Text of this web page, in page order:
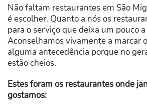
Não faltam restaurantes em São
é escolher. Quanto a nós os
para o serviço que deixa um pouco
Aconselhamos vivamente a marcar
alguma antecedência porque no
estão cheios.
Estes foram os restaurantes onde
gostamos: